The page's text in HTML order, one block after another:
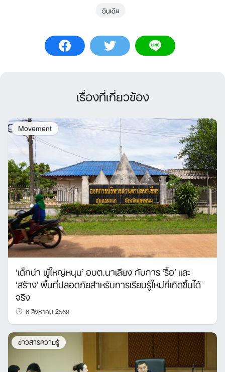
อินเดีย
เรื่องที่เกี่ยวข้อง
Movement
‘เด็กนำ ผู้ใหญ่หนุน’ อบต.นาเลียง กับการ ‘รื้อ’ และ
‘สร้าง’ พื้นที่ปลอดภัยสำหรับการเรียนรู้ใหม่ที่เกิดขึ้นได้
จริง
6 สิงหาคม 2569
ข่าวสารความรู้